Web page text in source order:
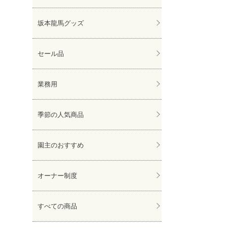
坂本龍馬グッズ
セール品
業務用
季節の人気商品
園主のおすすめ
オーナー制度
すべての商品